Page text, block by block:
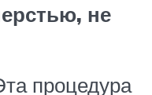
не
процедура